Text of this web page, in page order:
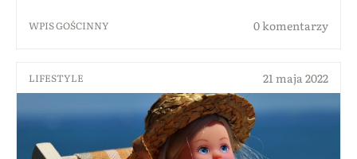
WPIS GOŚCINNY 0 komentarzy
LIFESTYLE 21 maja 2022